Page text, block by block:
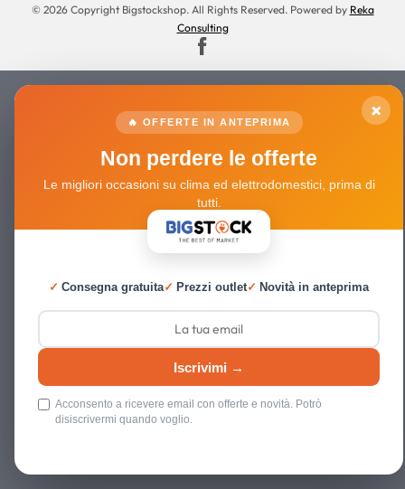
© 2026 Copyright Bigstockshop. All Rights Reserved. Powered by Reka
Consulting
×
🔥 OFFERTE IN ANTEPRIMA
Non perdere le offerte
Le migliori occasioni su clima ed elettrodomestici, prima di
tutti.
✓ Consegna gratuita✓ Prezzi outlet✓ Novità in anteprima
Iscrivimi →
Acconsento a ricevere email con offerte e novità. Potrò
disiscrivermi quando voglio.